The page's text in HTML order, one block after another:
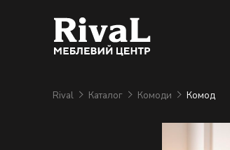
Rival Каталог Комоди Комод